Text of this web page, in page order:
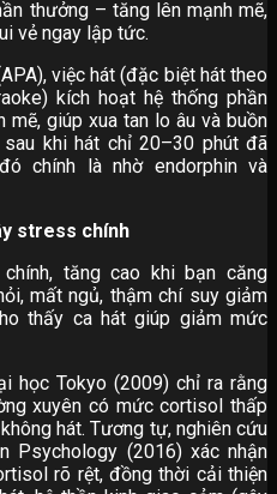
thưởng – tăng lên mạnh mẽ,
vẻ ngay lập tức.
việc hát (đặc biệt hát theo
kích hoạt hệ thống phần
giúp xua tan lo âu và buồn
sau khi hát chỉ 20–30 phút đã
chính là nhờ endorphin và
stress chính
tăng cao khi bạn căng
mất ngủ, thậm chí suy giảm
thấy ca hát giúp giảm mức
học Tokyo (2009) chỉ ra rằng
xuyên có mức cortisol thấp
hát. Tương tự, nghiên cứu
Psychology (2016) xác nhận
rõ rệt, đồng thời cải thiện